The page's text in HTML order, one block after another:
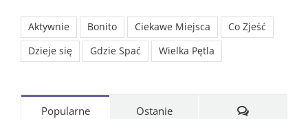
Aktywnie Bonito Ciekawe Miejsca
Co Zjeść
Dzieje się
Gdzie Spać Wielka Pętla
Popularne Ostanie Komentarze